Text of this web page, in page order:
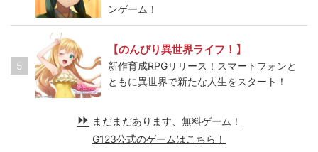
ンゲーム！
5
【のんびり異世界ライフ！】
新作育成RPGリリース！スマートフォンと
ともに異世界で新たな人生をスタート！
まだまだあります、無料ゲーム！
G123公式のゲームはこちら！